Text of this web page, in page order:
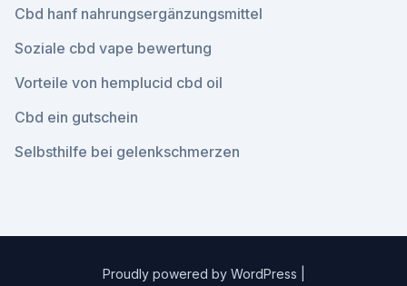
Cbd hanf nahrungsergänzungsmittel
Soziale cbd vape bewertung
Vorteile von hemplucid cbd oil
Cbd ein gutschein
Selbsthilfe bei gelenkschmerzen
Proudly powered by WordPress